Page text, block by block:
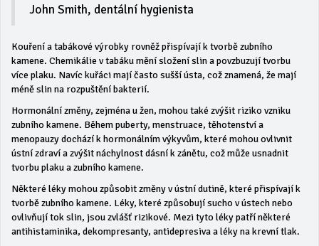
John Smith, dentální hygienista
Kouření a tabákové výrobky rovněž přispívají k tvorbě zubního
kamene. Chemikálie v tabáku mění složení slin a povzbuzují tvorbu
více plaku. Navíc kuřáci mají často sušší ústa, což znamená, že mají
méně slin na rozpuštění bakterií.
Hormonální změny, zejména u žen, mohou také zvýšit riziko vzniku
zubního kamene. Během puberty, menstruace, těhotenství a
menopauzy dochází k hormonálním výkyvům, které mohou ovlivnit
ústní zdraví a zvýšit náchylnost dásní k zánětu, což může usnadnit
tvorbu plaku a zubního kamene.
Některé léky mohou způsobit změny v ústní dutině, které přispívají k
tvorbě zubního kamene. Léky, které způsobují sucho v ústech nebo
ovlivňují tok slin, jsou zvlášť rizikové. Mezi tyto léky patří některé
antihistaminika, dekompresanty, antidepresiva a léky na krevní tlak.